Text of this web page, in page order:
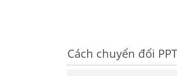
Cách chuyển đổi